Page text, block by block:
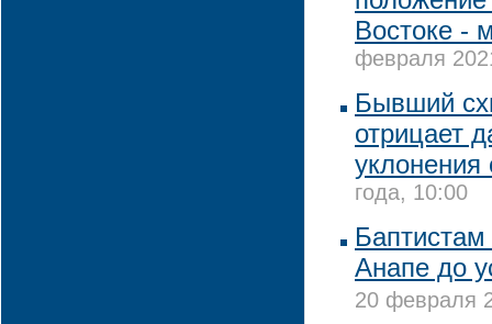
Востоке -
февраля
Бывший
отрицает
года, 10:00
Баптистам
Анапе до
20 февраля